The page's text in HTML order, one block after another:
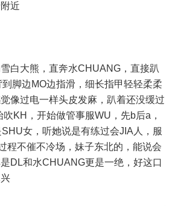
近
白大熊，直奔水CHUANG，直接趴
脚边MO边指滑，细长指甲轻轻柔柔
像过电一样头皮发麻，趴着还没缓过
KH，开始做管事服WU，先b后a，
女，听她说是有练过会JIA人，服
程不催不冷场，妹子东北的，能说会
DL和水CHUANG更是一绝，好这口